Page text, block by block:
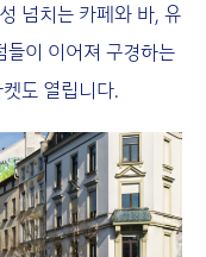
넘치는 카페와 바, 유
들이 이어져 구경하는
도 열립니다.